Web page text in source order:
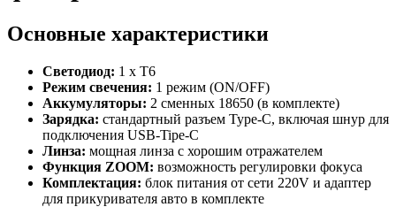
Основные характеристики
Светодиод: 1 х T6
Режим свечения: 1 режим (ON/OFF)
Аккумуляторы: 2 сменных 18650 (в комплекте)
Зарядка: стандартный разъем Type-C, включая шнур для
подключения USB-Tipe-C
Линза: мощная линза с хорошим отражателем
Функция ZOOM: возможность регулировки фокуса
Комплектация: блок питания от сети 220V и адаптер
для прикуривателя авто в комплекте